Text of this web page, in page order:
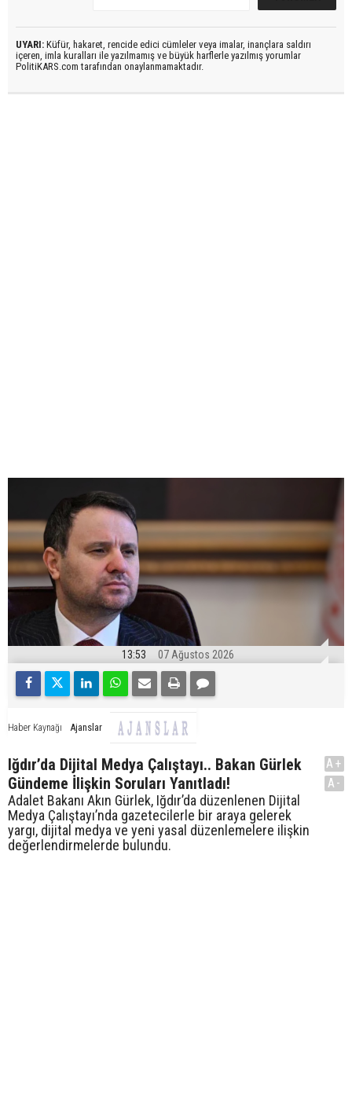
UYARI: Küfür, hakaret, rencide edici cümleler veya imalar, inançlara saldırı
içeren, imla kuralları ile yazılmamış ve büyük harflerle yazılmış yorumlar
PolitiKARS.com tarafından onaylanmamaktadır.
13:53 07 Ağustos 2026
Haber Kaynağı Ajanslar
Iğdır’da Dijital Medya Çalıştayı.. Bakan Gürlek
Gündeme İlişkin Soruları Yanıtladı!
Adalet Bakanı Akın Gürlek, Iğdır’da düzenlenen Dijital
Medya Çalıştayı’nda gazetecilerle bir araya gelerek
yargı, dijital medya ve yeni yasal düzenlemelere ilişkin
değerlendirmelerde bulundu.
A+
A-